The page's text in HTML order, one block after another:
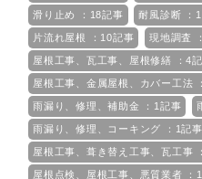
滑り止め ：18記事 耐風診断 ：
片流れ屋根 ：10記事 現地調査
屋根工事、瓦工事、屋根修繕 ：4
屋根工事、金属屋根、カバー工法
雨漏り、修理、補助金 ：1記事
雨漏り、修理、コーキング ：1記事
屋根工事、葺き替え工事、瓦工事
屋根点検、屋根工事、悪質業者 ：